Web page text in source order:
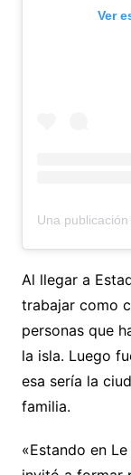
Ver
Al llegar a
trabajar como
personas que
la isla. Luego
esa sería la
familia.
«Estando en